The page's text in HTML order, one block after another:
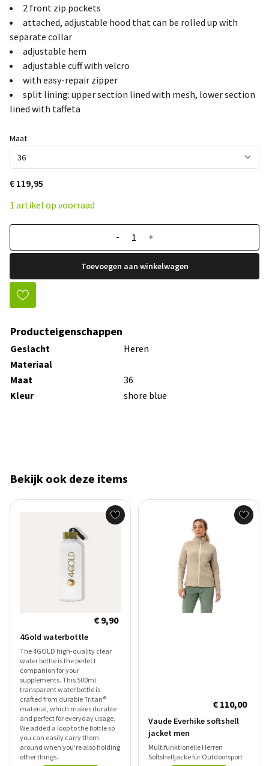
2 front zip pockets
attached, adjustable hood that can be rolled up with
separate collar
adjustable hem
adjustable cuff with velcro
with easy-repair zipper
split lining: upper section lined with mesh, lower section
lined with taffeta
Maat
€ 119,95
1 artikel op voorraad
- +
Toevoegen aan winkelwagen
Producteigenschappen
Geslacht
Heren
Materiaal
Maat
36
Kleur
shore blue
Bekijk ook deze items
€ 9,90
4Gold waterbottle
The 4GOLD high-quality clear
water bottle is the perfect
companion for your
supplements. This 500ml
transparent water bottle is
crafted from durable Tritan®
material, which makes durable
and perfect for everyday usage.
We added a loop to the bottle so
you can easily carry them
around when you're also holding
other things.
€ 110,00
Vaude Everhike softshell
jacket men
Multifunktionelle Herren
Softshelljacke für Outdoorsport